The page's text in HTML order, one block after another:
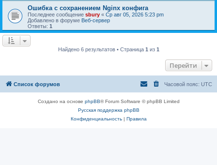
Ошибка с сохранением Nginx конфига
Последнее сообщение sbury « Ср авг 05, 2026 5:23 pm
Добавлено в форуме Веб-сервер
Ответы: 1
Найдено 6 результатов • Страница 1 из 1
Перейти
Список форумов Часовой пояс: UTC
Создано на основе phpBB® Forum Software © phpBB Limited
Русская поддержка phpBB
Конфиденциальность| Правила